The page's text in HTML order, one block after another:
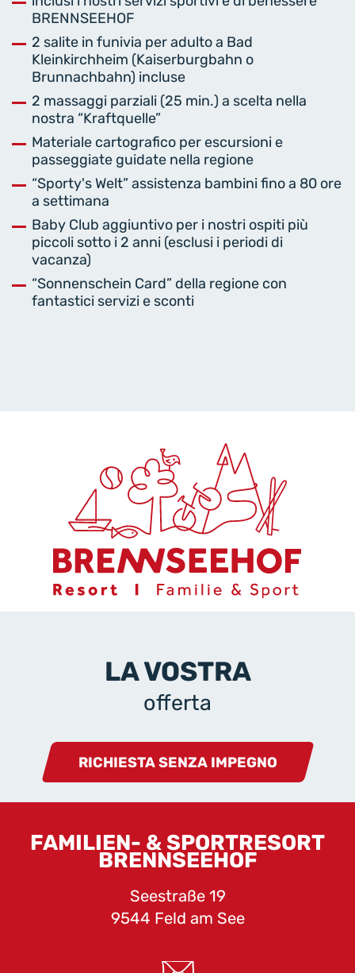
BRENNSEEHOF
2 salite in funivia per adulto a Bad
Kleinkirchheim (Kaiserburgbahn o
Brunnachbahn) incluse
2 massaggi parziali (25 min.) a scelta nella
nostra “Kraftquelle”
Materiale cartografico per escursioni e
passeggiate guidate nella regione
“Sporty's Welt” assistenza bambini fino a 80 ore
a settimana
Baby Club aggiuntivo per i nostri ospiti più
piccoli sotto i 2 anni (esclusi i periodi di
vacanza)
“Sonnenschein Card” della regione con
fantastici servizi e sconti
LA VOSTRA
offerta
RICHIESTA SENZA IMPEGNO
FAMILIEN- & SPORTRESORT
BRENNSEEHOF
Seestraße 19
9544 Feld am See